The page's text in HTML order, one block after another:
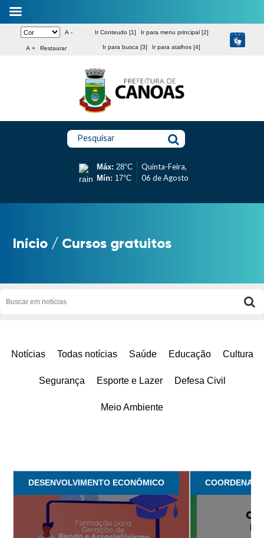
A -
A + Restaurar
Ir Conteudo [1] Ir para menu principal [2]
Ir para busca [3] Ir para atalhos [4]
Pesquisar
Máx: 28°C
Mín: 17°C
Quinta-Feira,
06 de Agosto
Início / Cursos gratuitos
Notícias Todas notícias Saúde Educação Cultura
Segurança Esporte e Lazer Defesa Civil
Meio Ambiente
DESENVOLVIMENTO ECONÔMICO